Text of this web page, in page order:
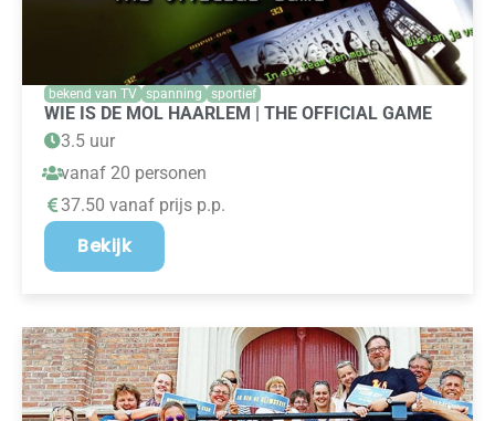
bekend van TV spanning sportief
WIE IS DE MOL HAARLEM | THE OFFICIAL GAME
3.5 uur
vanaf 20 personen
37.50 vanaf prijs p.p.
Bekijk